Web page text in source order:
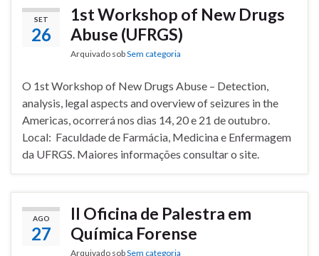
SET
26
1st Workshop of New Drugs
Abuse (UFRGS)
Arquivado sobSem categoria
O 1st Workshop of New Drugs Abuse – Detection,
analysis, legal aspects and overview of seizures in the
Americas, ocorrerá nos dias 14, 20 e 21 de outubro.
Local: Faculdade de Farmácia, Medicina e Enfermagem
da UFRGS. Maiores informações consultar o site.
AGO
27
II Oficina de Palestra em
Química Forense
Arquivado sobSem categoria